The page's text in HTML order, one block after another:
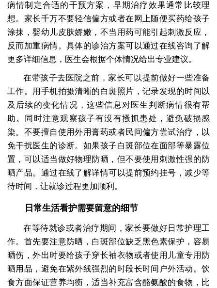
病情制定合适的干预方案，早期治疗效果通常比较理
想。家长千万不要轻信偏方或者在网上随便买药给孩子
涂抹，婴幼儿皮肤娇嫩，不当用药可能引起刺激反应，
反而加重病情。具体的诊治方案可以通过在线咨询了解
更多详细信息，医生会根据个体情况给出专业建议。
在带孩子去医院之前，家长可以提前做好一些准备
工作。用手机拍摄清晰的白斑照片，记录发现的时间以
及后续的变化情况，这些信息对医生判断病情很有帮
助。同时注意观察孩子有没有搔抓患处，避免破损感
染。不要擅自使用外用膏药或者民间偏方尝试治疗，以
免干扰医生的诊断。如果孩子白斑部位在面部等暴露位
置，可以适当做好物理防晒，但不要使用刺激性强的防
晒产品。通过在线了解详情可以提前预约挂号，减少等
待时间，让就诊过程更加顺利。
日常生活看护需要留意的细节
在等待就诊或者治疗期间，家长要做好日常护理工
作。首先要注意防晒，白斑部位缺乏黑色素保护，容易
晒伤，外出时要给孩子穿长袖衣物或者使用儿童专用防
晒用品，避免在紫外线强烈的时段长时间户外活动。饮
食方面保证营养均衡，适当补充富含酪氨酸的食物，比